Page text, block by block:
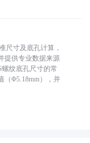
尺寸及底孔计算，
提供专业数据来源
螺纹底孔尺寸的常
（Φ5.18mm），并